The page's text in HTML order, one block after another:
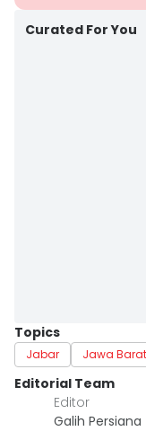
Curated For You
Topics
Jabar Jawa Barat
Editorial Team
Editor
Galih Persiana